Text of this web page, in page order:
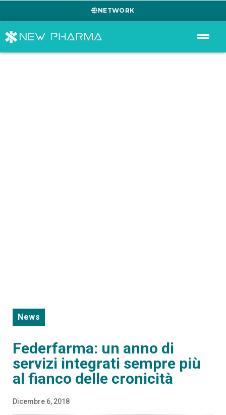
NETWORK
News
Federfarma: un anno di
servizi integrati sempre più
al fianco delle cronicità
Dicembre 6, 2018